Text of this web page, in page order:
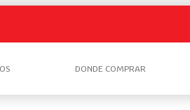
DONDE COMPRAR